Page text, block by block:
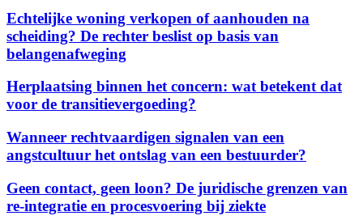
Echtelijke woning verkopen of aanhouden na
scheiding? De rechter beslist op basis van
belangenafweging
Herplaatsing binnen het concern: wat betekent dat
voor de transitievergoeding?
Wanneer rechtvaardigen signalen van een
angstcultuur het ontslag van een bestuurder?
Geen contact, geen loon? De juridische grenzen van
re-integratie en procesvoering bij ziekte